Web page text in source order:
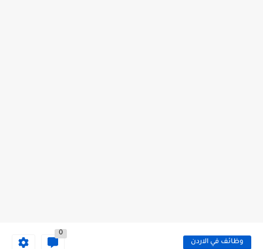
وظائف في الاردن
0